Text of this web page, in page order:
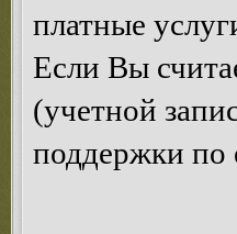
платные
Если Вы
(учетной
поддержки по